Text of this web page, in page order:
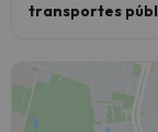
transportes